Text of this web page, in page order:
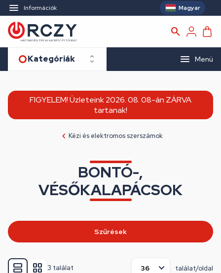
Információk Magyar
Kategóriák Menü
FIGYELEM! Üzleteink 2026. 08. 08-án ZÁRVA
tartanak!
Kézi és elektromos szerszámok
BONTÓ-,
VÉSŐKALAPÁCSOK
3 találat találat/oldal
Szűrések